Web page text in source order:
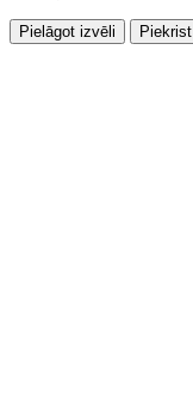
Pielāgot izvēli Piekrist